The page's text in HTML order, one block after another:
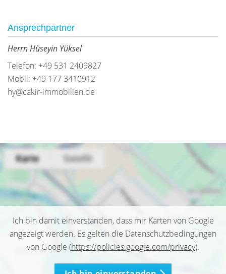
Ansprechpartner
Herrn Hüseyin Yüksel
Telefon: +49 531 2409827
Mobil: +49 177 3410912
hy@cakir-immobilien.de
Ich bin damit einverstanden, dass mir Karten von Google
angezeigt werden. Es gelten die Datenschutzbedingungen
von Google (https://policies.google.com/privacy).